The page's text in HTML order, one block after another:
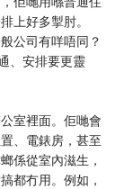
上好多掣肘。
般公司有咩唔同？
、安排要更靈
室裡面。佢哋會
、電錶房，甚至
係從室內滋生，
都冇用。例如，